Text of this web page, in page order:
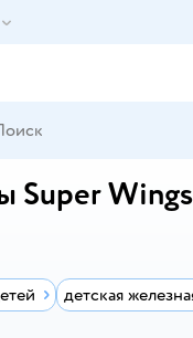
Super Wings
детская